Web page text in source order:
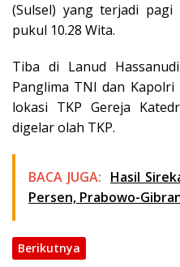
(Sulsel) yang terjadi
pukul 10.28 Wita.
Tiba di Lanud
Panglima TNI dan
lokasi TKP Gereja
digelar olah TKP.
BACA JUGA: Hasil
Persen, Prabowo-
Berikutnya